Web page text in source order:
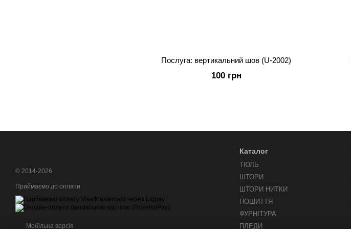
Послуга: вертикальний шов (U-2002)
100 грн
© 2014-2026
Приймаємо до оплати
Мобільна версія
Каталог
ТЮЛЬ
ШТОРИ
ШТОРИ НИТКИ
ПОШИТТЯ
ФУРНІТУРА
ПЛЕДИ